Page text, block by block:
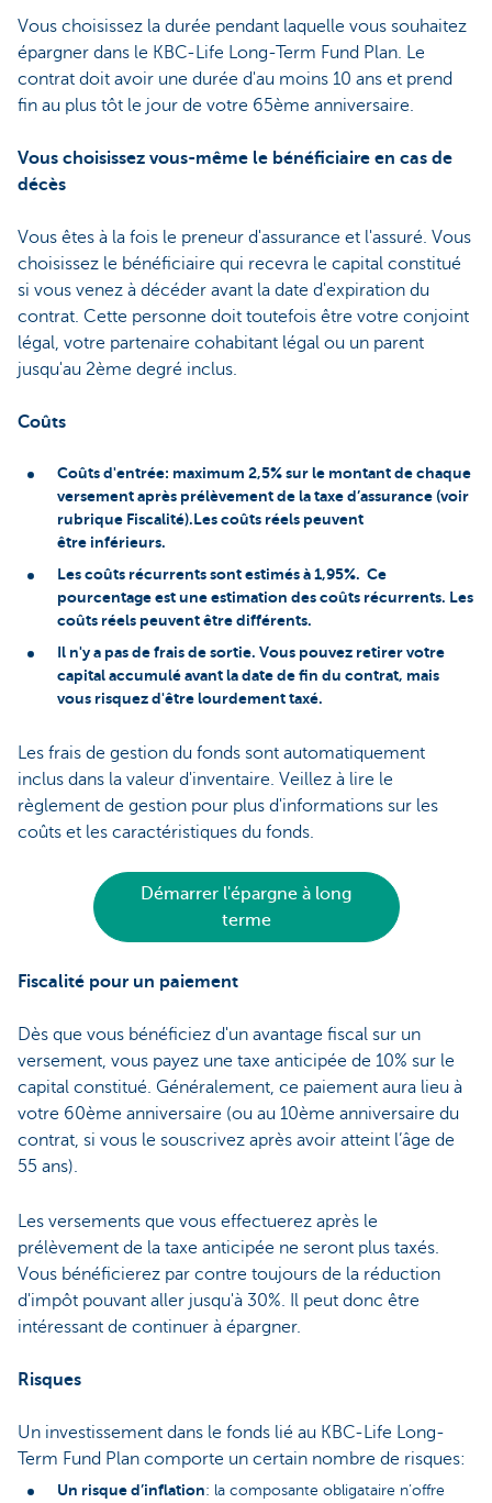
Vous choisissez la durée pendant laquelle vous souhaitez
épargner dans le KBC-Life Long-Term Fund Plan. Le
contrat doit avoir une durée d'au moins 10 ans et prend
fin au plus tôt le jour de votre 65ème anniversaire.
Vous choisissez vous-même le bénéficiaire en cas de
décès
Vous êtes à la fois le preneur d'assurance et l'assuré. Vous
choisissez le bénéficiaire qui recevra le capital constitué
si vous venez à décéder avant la date d'expiration du
contrat. Cette personne doit toutefois être votre conjoint
légal, votre partenaire cohabitant légal ou un parent
jusqu'au 2ème degré inclus.
Coûts
Coûts d'entrée: maximum 2,5% sur le montant de chaque
versement après prélèvement de la taxe d’assurance (voir
rubrique Fiscalité).Les coûts réels peuvent
être inférieurs.
Les coûts récurrents sont estimés à 1,95%. Ce
pourcentage est une estimation des coûts récurrents. Les
coûts réels peuvent être différents.
Il n'y a pas de frais de sortie. Vous pouvez retirer votre
capital accumulé avant la date de fin du contrat, mais
vous risquez d'être lourdement taxé.
Les frais de gestion du fonds sont automatiquement
inclus dans la valeur d'inventaire. Veillez à lire le
règlement de gestion pour plus d'informations sur les
coûts et les caractéristiques du fonds.
Démarrer l'épargne à long
terme
Fiscalité pour un paiement
Dès que vous bénéficiez d'un avantage fiscal sur un
versement, vous payez une taxe anticipée de 10% sur le
capital constitué. Généralement, ce paiement aura lieu à
votre 60ème anniversaire (ou au 10ème anniversaire du
contrat, si vous le souscrivez après avoir atteint l’âge de
55 ans).
Les versements que vous effectuerez après le
prélèvement de la taxe anticipée ne seront plus taxés.
Vous bénéficierez par contre toujours de la réduction
d'impôt pouvant aller jusqu'à 30%. Il peut donc être
intéressant de continuer à épargner.
Risques
Un investissement dans le fonds lié au KBC-Life Long-
Term Fund Plan comporte un certain nombre de risques:
Un risque d’inflation: la composante obligataire n’offre